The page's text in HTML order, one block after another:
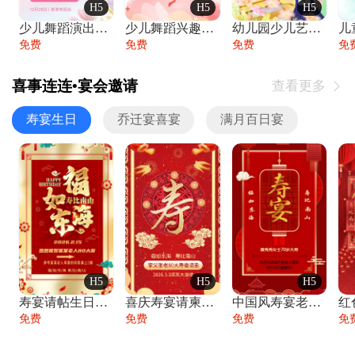
H5
少儿舞蹈演出舞蹈比赛跳舞大赛文艺汇演活动
免费
H5
少儿舞蹈兴趣班艺术培训学校招生宣传
免费
H5
幼儿园少儿艺术展览绘画展摄影作品展美术展
免费 免
喜事连连•宴会邀请 查看更多 
寿宴生日 乔迁宴喜宴 满月百日宴
H5
寿宴请帖生日宴邀请函老人寿星生日快乐祝寿
免费
H5
喜庆寿宴请柬老人生日宴会邀请函请柬过大寿
免费
H5
中国风寿宴老人生日宴会邀请函寿宴请帖请柬
免费 免